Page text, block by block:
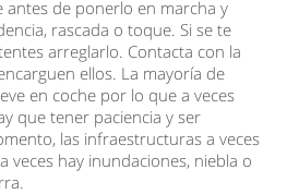
antes de ponerlo en marcha y
rascada o toque. Si se te
arreglarlo. Contacta con la
ellos. La mayoría de
en coche por lo que a veces
que tener paciencia y ser
las infraestructuras a veces
veces hay inundaciones, niebla o